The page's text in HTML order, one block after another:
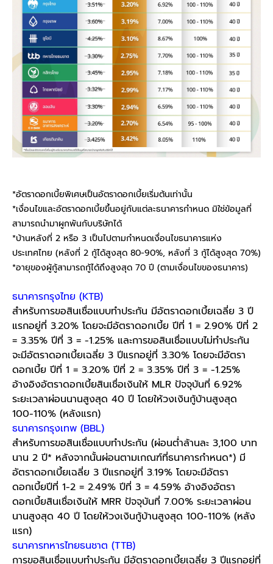
*อัตราดอกเบี้ยพิเศษเป็นอัตราดอกเบี้ยเริ่มต้นเท่านั้น
*เงื่อนไขและอัตราดอกเบี้ยขึ้นอยู่กับแต่ละธนาคารกำหนด มิใช่ข้อมูลที่
สามารถนำมาผูกพันกับบริษัทได้
*บ้านหลังที่ 2 หรือ 3 เป็นไปตามกำหนดเงื่อนไขธนาคารแห่ง
ประเทศไทย (หลังที่ 2 กู้ได้สูงสุด 80-90%, หลังที่ 3 กู้ได้สูงสุด 70%)
*อายุของผู้กู้สามารถกู้ได้ถึงสูงสุด 70 ปี (ตามเงื่อนไขของธนาคาร)
ธนาคารกรุงไทย (KTB)
สำหรับการขอสินเชื่อแบบทำประกัน มีอัตราดอกเบี้ยเฉลี่ย 3 ปี
แรกอยู่ที่ 3.20% โดยจะมีอัตราดอกเบี้ย ปีที่ 1 = 2.90% ปีที่ 2
= 3.35% ปีที่ 3 = -1.25% และการขอสินเชื่อแบบไม่ทำประกัน
จะมีอัตราดอกเบี้ยเฉลี่ย 3 ปีแรกอยู่ที่ 3.30% โดยจะมีอัตรา
ดอกเบี้ย ปีที่ 1 = 3.20% ปีที่ 2 = 3.35% ปีที่ 3 = -1.25%
อ้างอิงอัตราดอกเบี้ยสินเชื่อเงินให้ MLR ปัจจุบันที่ 6.92%
ระยะเวลาผ่อนนานสูงสุด 40 ปี โดยให้วงเงินกู้บ้านสูงสุด
100-110% (หลังแรก)
ธนาคารกรุงเทพ (BBL)
สำหรับการขอสินเชื่อแบบทำประกัน (ผ่อนต่ำล้านละ 3,100 บาท
นาน 2 ปี* หลังจากนั้นผ่อนตามเกณฑ์ที่ธนาคารกำหนด*) มี
อัตราดอกเบี้ยเฉลี่ย 3 ปีแรกอยู่ที่ 3.19% โดยจะมีอัตรา
ดอกเบี้ยปีที่ 1-2 = 2.49% ปีที่ 3 = 4.59% อ้างอิงอัตรา
ดอกเบี้ยสินเชื่อเงินให้ MRR ปัจจุบันที่ 7.00% ระยะเวลาผ่อน
นานสูงสุด 40 ปี โดยให้วงเงินกู้บ้านสูงสุด 100-110% (หลัง
แรก)
ธนาคารทหารไทยธนชาต (TTB)
การขอสินเชื่อแบบทำประกัน มีอัตราดอกเบี้ยเฉลี่ย 3 ปีแรกอยู่ที่